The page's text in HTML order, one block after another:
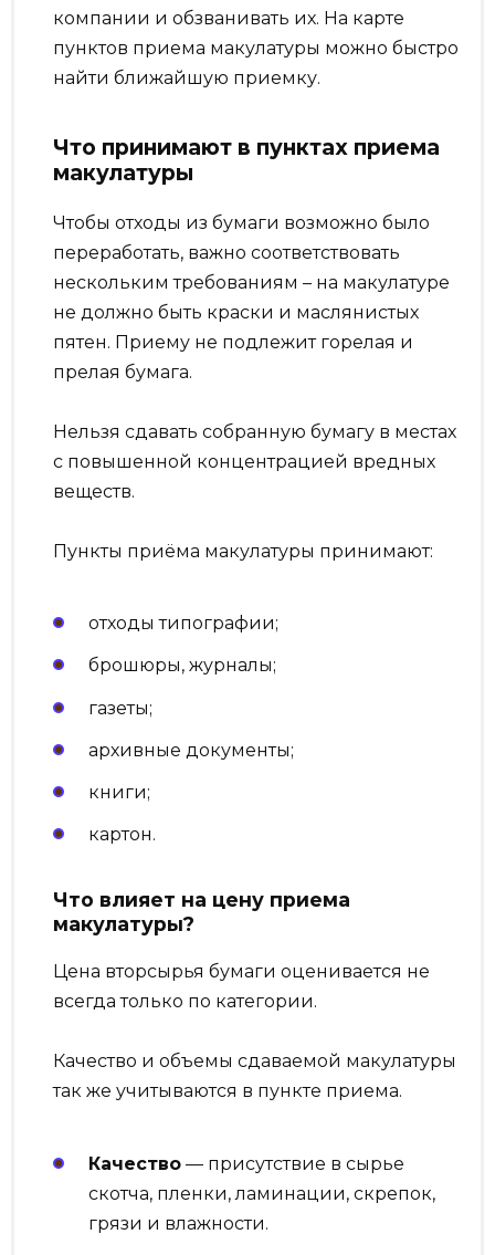
компании и обзванивать их. На карте
пунктов приема макулатуры можно быстро
найти ближайшую приемку.
Что принимают в пунктах приема
макулатуры
Чтобы отходы из бумаги возможно было
переработать, важно соответствовать
нескольким требованиям – на макулатуре
не должно быть краски и маслянистых
пятен. Приему не подлежит горелая и
прелая бумага.
Нельзя сдавать собранную бумагу в местах
с повышенной концентрацией вредных
веществ.
Пункты приёма макулатуры принимают:
отходы типографии;
брошюры, журналы;
газеты;
архивные документы;
книги;
картон.
Что влияет на цену приема
макулатуры?
Цена вторсырья бумаги оценивается не
всегда только по категории.
Качество и объемы сдаваемой макулатуры
так же учитываются в пункте приема.
Качество — присутствие в сырье
скотча, пленки, ламинации, скрепок,
грязи и влажности.